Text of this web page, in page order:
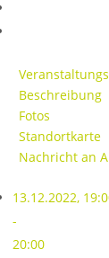
Beschreibung
Fotos
Standortkarte
Nachricht an
13.12.2022,
-
20:00